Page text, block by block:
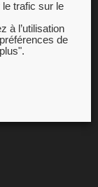
trafic sur le
à l’utilisation
de